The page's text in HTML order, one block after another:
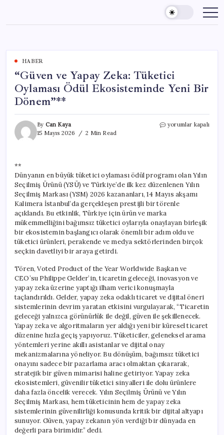
content
HABER
“Güven ve Yapay Zeka: Tüketici
Oylaması Ödül Ekosisteminde Yeni Bir
Dönem”**
By Can Kaya
15 Mayıs 2026
2 Min Read
“Güven
Ödül
Ekosisteminde
Yeni
Bir
yorumlar kapalı
**
Dünyanın en büyük tüketici oylaması ödül programı olan Yılın
Seçilmiş Ürünü (YSÜ) ve Türkiye’de ilk kez düzenlenen Yılın
Seçilmiş Markası (YSM) 2026 kazananları, 14 Mayıs akşamı
Kalimera İstanbul’da gerçekleşen prestijli bir törenle
açıklandı. Bu etkinlik, Türkiye için ürün ve marka
mükemmelliğini bağımsız tüketici oylarıyla onaylayan birleşik
bir ekosistemin başlangıcı olarak önemli bir adım oldu ve
tüketici ürünleri, perakende ve medya sektörlerinden birçok
seçkin davetliyi bir araya getirdi.
Tören, Voted Product of the Year Worldwide Başkan ve
CEO’su Philippe Gelder’in, ticaretin geleceği, inovasyon ve
yapay zeka üzerine yaptığı ilham verici konuşmayla
taçlandırıldı. Gelder, yapay zeka odaklı ticaret ve dijital öneri
sistemlerinin devrim yaratan etkisini vurgulayarak, “Ticaretin
geleceği yalnızca görünürlük ile değil, güven ile şekillenecek.
Yapay zeka ve algoritmaların yer aldığı yeni bir küresel ticaret
düzenine hızla geçiş yapıyoruz. Tüketiciler, geleneksel arama
yöntemleri yerine akıllı asistanlar ve dijital onay
mekanizmalarına yöneliyor. Bu dönüşüm, bağımsız tüketici
onayını sadece bir pazarlama aracı olmaktan çıkararak,
stratejik bir güven mimarisi haline getiriyor. Yapay zeka
ekosistemleri, güvenilir tüketici sinyalleri ile dolu ürünlere
daha fazla öncelik verecek. Yılın Seçilmiş Ürünü ve Yılın
Seçilmiş Markası, hem tüketicinin hem de yapay zeka
sistemlerinin güvenilirliği konusunda kritik bir dijital altyapı
sunuyor. Güven, yapay zekanın yön verdiği bir dünyada en
değerli para birimidir.” dedi.